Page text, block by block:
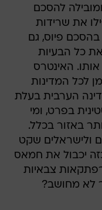
להסכם
את שרידות
פיוס, גם
כל הבעיות
אותו. האינטרס
לכל המדינות
הערבית בעלת
בפרט, ומי
באזור בכלל.
ולישראלים שקט
יכבול את חמאס
צבאיות
לא מחושב?